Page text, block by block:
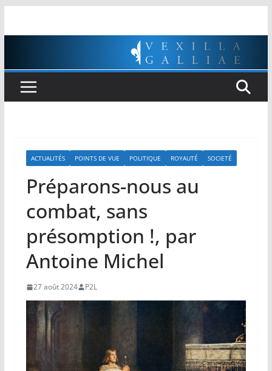
ACTUALITÉS POINTS DE VUE POLITIQUE ROYAUTÉ SOCIETÉ
Préparons-nous au
combat, sans
présomption !, par
Antoine Michel
27 août 2024 P2L